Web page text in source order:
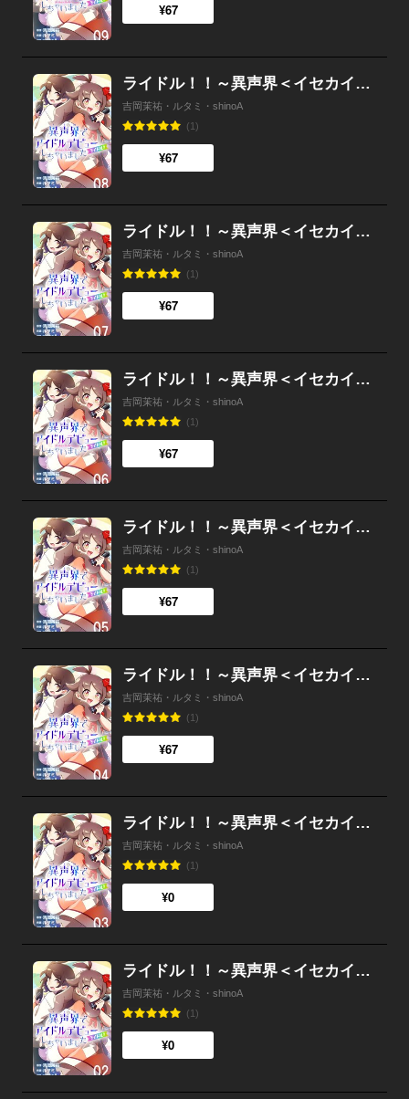
¥67
ライドル！！～異声界＜イセカイ＞でアイドルデビューしちゃいました～ 8
吉岡茉祐・ルタミ・shinoA
(1)
¥67
ライドル！！～異声界＜イセカイ＞でアイドルデビューしちゃいました～ 7
吉岡茉祐・ルタミ・shinoA
(1)
¥67
ライドル！！～異声界＜イセカイ＞でアイドルデビューしちゃいました～ 6
吉岡茉祐・ルタミ・shinoA
(1)
¥67
ライドル！！～異声界＜イセカイ＞でアイドルデビューしちゃいました～ 5
吉岡茉祐・ルタミ・shinoA
(1)
¥67
ライドル！！～異声界＜イセカイ＞でアイドルデビューしちゃいました～ 4
吉岡茉祐・ルタミ・shinoA
(1)
¥67
ライドル！！～異声界＜イセカイ＞でアイドルデビューしちゃいました～ 3
吉岡茉祐・ルタミ・shinoA
(1)
¥0
ライドル！！～異声界＜イセカイ＞でアイドルデビューしちゃいました～ 2
吉岡茉祐・ルタミ・shinoA
(1)
¥0